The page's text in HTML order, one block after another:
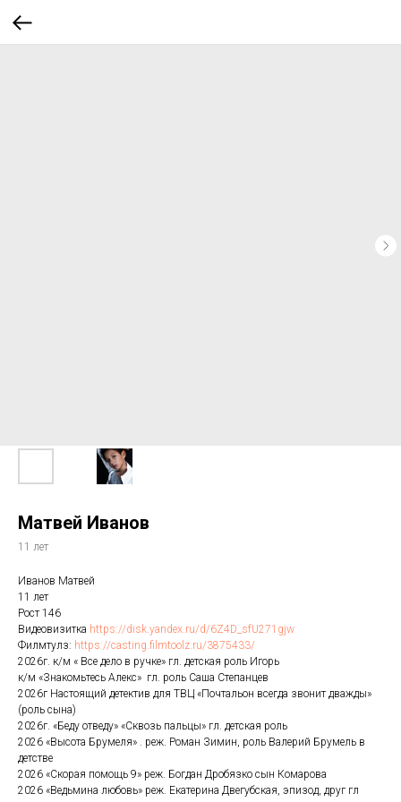
Матвей Иванов
11 лет
Иванов Матвей
11 лет
Рост 146
Видеовизитка https://disk.yandex.ru/d/6Z4D_sfU271gjw
Филмтулз: https://casting.filmtoolz.ru/3875433/
2026г. к/м « Все дело в ручке» гл. детская роль Игорь
к/м «Знакомьтесь Алекс» гл. роль Саша Степанцев
2026г Настоящий детектив для ТВЦ «Почтальон всегда звонит дважды»
(роль сына)
2026г. «Беду отведу» «Сквозь пальцы» гл. детская роль
2026 «Высота Брумеля» . реж. Роман Зимин, роль Валерий Брумель в
детстве
2026 «Скорая помощь 9» реж. Богдан Дробязко сын Комарова
2026 «Ведьмина любовь» реж. Екатерина Двегубская, эпизод, друг гл